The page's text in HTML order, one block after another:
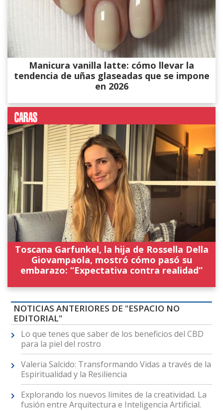
Manicura vanilla latte: cómo llevar la
tendencia de uñas glaseadas que se impone
en 2026
Toscana Garfunkel, la hija de Rossella Della
Giovampaola, mostró cómo pasó su
embarazo: “Expectativa contra realidad”
NOTICIAS ANTERIORES DE "ESPACIO NO
EDITORIAL"
Lo que tenes que saber de los beneficios del CBD
para la piel del rostro
Valeria Salcido: Transformando Vidas a través de la
Espiritualidad y la Resiliencia
Explorando los nuevos límites de la creatividad. La
fusión entre Arquitectura e Inteligencia Artificial.